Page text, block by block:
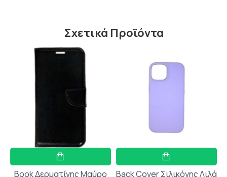
Σχετικά Προϊόντα
Book Δερματίνης Μαύρο
Back Cover Σιλικόνης Λιλά